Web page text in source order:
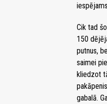
Cik tad
150
putnus,
saimei
kliedzot
gabalā.